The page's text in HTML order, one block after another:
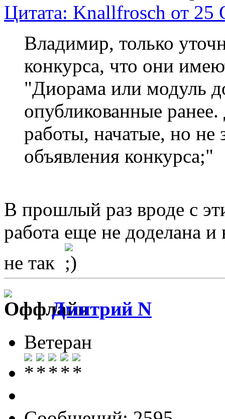
Цитата: Knallfrosch от 25
Владимир, только
конкурса, что они
"Диорама или модуль
опубликованные
работы, начатые, но не
объявления конкурса;"
В прошлый раз вроде с
работа еще не доделана и
не так
Дмитрий N
Ветеран